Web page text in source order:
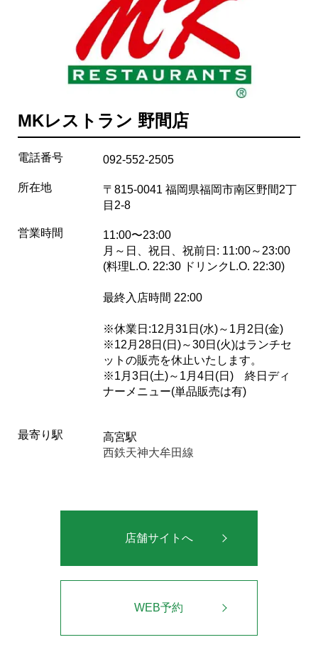
MKレストラン 野間店
電話番号 092-552-2505
所在地
〒815-0041 福岡県福岡市南区野間2丁
目2-8
営業時間
11:00〜23:00
月～日、祝日、祝前日: 11:00～23:00
(料理L.O. 22:30 ドリンクL.O. 22:30)
最終入店時間 22:00
※休業日:12月31日(水)～1月2日(金)
※12月28日(日)～30日(火)はランチセ
ットの販売を休止いたします。
※1月3日(土)～1月4日(日) 終日ディ
ナーメニュー(単品販売は有)
最寄り駅
高宮駅
西鉄天神大牟田線
店舗サイトへ
WEB予約